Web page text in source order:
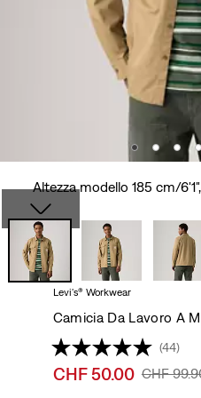
Altezza modello 185 cm/
Levi's® Workwear
Camicia Da Lavoro A
(44)
Sale
CHF 50.00 Original
CHF